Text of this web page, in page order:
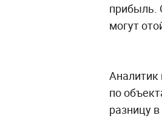
прибыль.
могут
Аналитик
по
разницу